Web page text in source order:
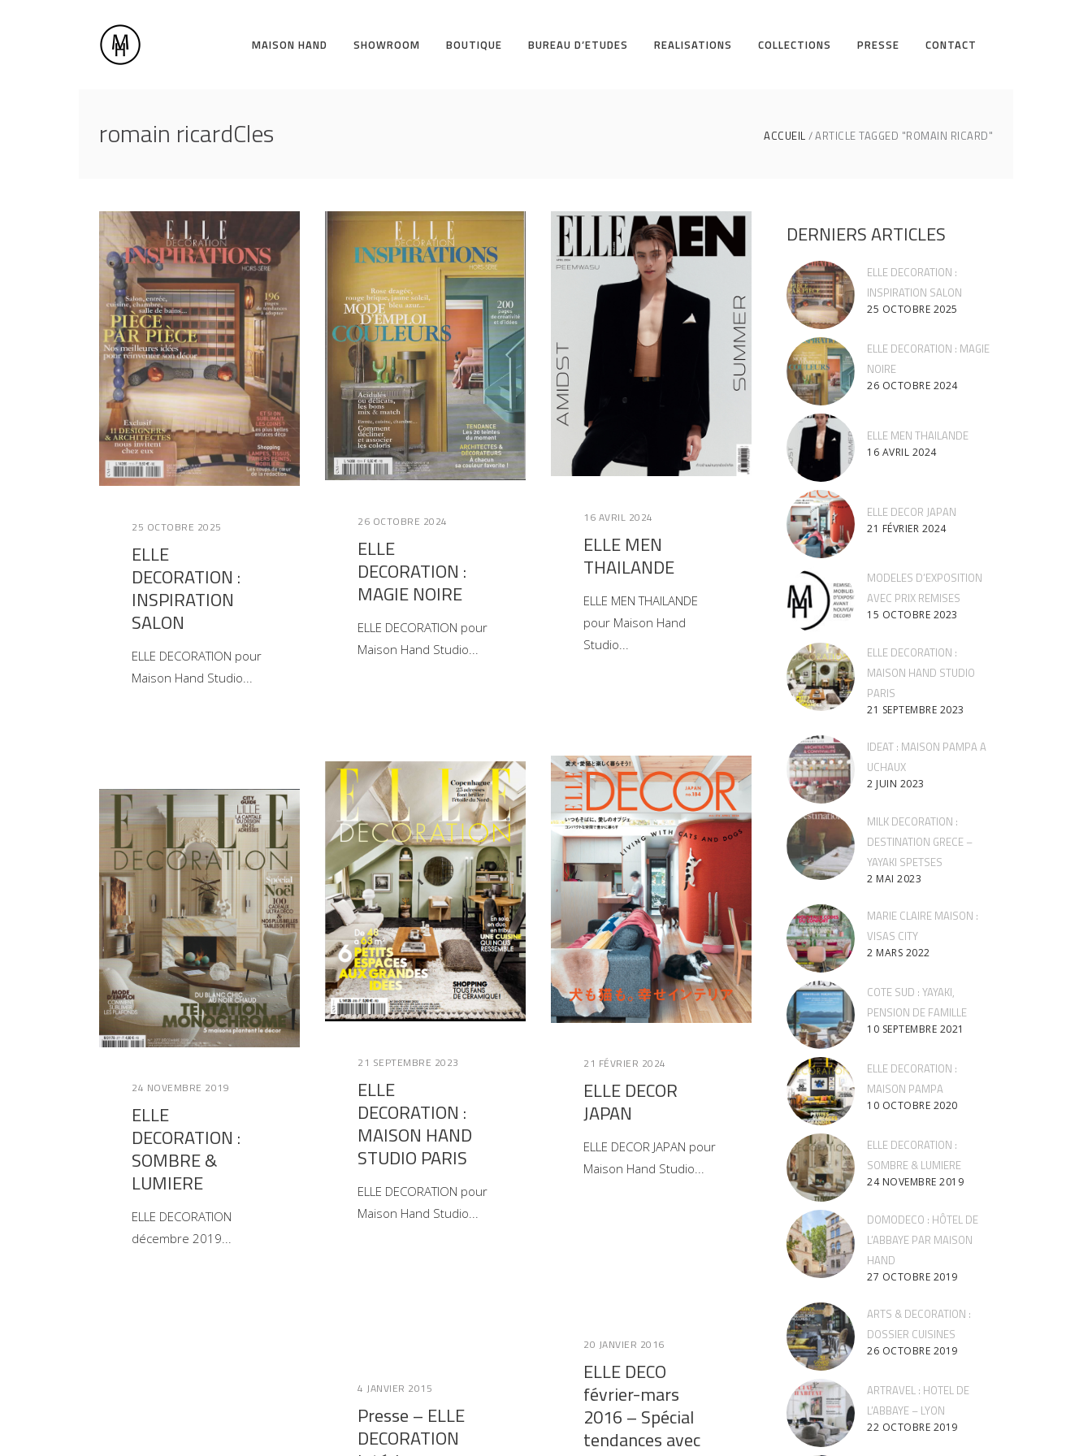
MAISON HAND SHOWROOM BOUTIQUE BUREAU D’ETUDES REALISATIONS COLLECTIONS PRESSE CONTACT
romain ricardCles ACCUEIL ARTICLE TAGGED "ROMAIN RICARD"
25 OCTOBRE 2025
ELLE
DECORATION :
INSPIRATION
SALON
ELLE DECORATION pour
Maison Hand Studio
26 OCTOBRE 2024
ELLE
DECORATION :
MAGIE NOIRE
ELLE DECORATION pour
Maison Hand Studio
16 AVRIL 2024
ELLE MEN
THAILANDE
ELLE MEN THAILANDE
pour Maison Hand
Studio
21 FÉVRIER 2024
ELLE DECOR
JAPAN
ELLE DECOR JAPAN pour
Maison Hand Studio
21 SEPTEMBRE 2023
ELLE
DECORATION :
MAISON HAND
STUDIO PARIS
ELLE DECORATION pour
Maison Hand Studio
24 NOVEMBRE 2019
ELLE
DECORATION :
SOMBRE &
LUMIERE
ELLE DECORATION
décembre 2019
20 JANVIER 2016
ELLE DECO
février-mars
2016 – Spécial
tendances avec
4 JANVIER 2015
Presse – ELLE
DECORATION
DERNIERS ARTICLES
ELLE DECORATION :
INSPIRATION SALON
25 OCTOBRE 2025
ELLE DECORATION : MAGIE
NOIRE
26 OCTOBRE 2024
ELLE MEN THAILANDE
16 AVRIL 2024
ELLE DECOR JAPAN
21 FÉVRIER 2024
MODELES D’EXPOSITION
AVEC PRIX REMISES
15 OCTOBRE 2023
ELLE DECORATION :
MAISON HAND STUDIO
PARIS
21 SEPTEMBRE 2023
IDEAT : MAISON PAMPA A
UCHAUX
2 JUIN 2023
MILK DECORATION :
DESTINATION GRECE –
YAYAKI SPETSES
2 MAI 2023
MARIE CLAIRE MAISON :
VISAS CITY
2 MARS 2022
COTE SUD : YAYAKI,
PENSION DE FAMILLE
10 SEPTEMBRE 2021
ELLE DECORATION :
MAISON PAMPA
10 OCTOBRE 2020
ELLE DECORATION :
SOMBRE & LUMIERE
24 NOVEMBRE 2019
DOMODECO : HÔTEL DE
L’ABBAYE PAR MAISON
HAND
27 OCTOBRE 2019
ARTS & DECORATION :
DOSSIER CUISINES
26 OCTOBRE 2019
ARTRAVEL : HOTEL DE
L’ABBAYE – LYON
22 OCTOBRE 2019